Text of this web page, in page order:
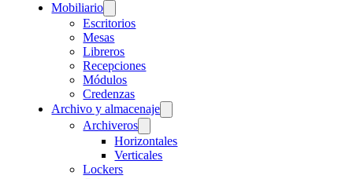
Mobiliario
Escritorios
Mesas
Libreros
Recepciones
Módulos
Credenzas
Archivo y almacenaje
Archiveros
Horizontales
Verticales
Lockers